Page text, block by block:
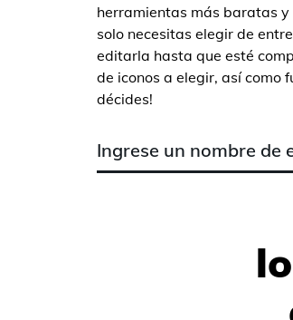
herramientas más baratas y
solo necesitas elegir de
editarla hasta que esté
de iconos a elegir, así como
décides!